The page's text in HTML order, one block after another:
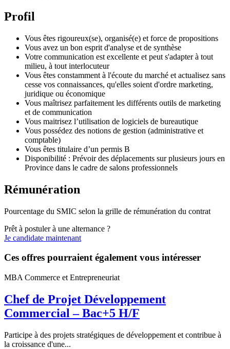
Profil
Vous êtes rigoureux(se), organisé(e) et force de propositions
Vous avez un bon esprit d'analyse et de synthèse
Votre communication est excellente et peut s'adapter à tout
milieu, à tout interlocuteur
Vous êtes constamment à l'écoute du marché et actualisez sans
cesse vos connaissances, qu'elles soient d'ordre marketing,
juridique ou économique
Vous maîtrisez parfaitement les différents outils de marketing
et de communication
Vous maitrisez l’utilisation de logiciels de bureautique
Vous possédez des notions de gestion (administrative et
comptable)
Vous êtes titulaire d’un permis B
Disponibilité : Prévoir des déplacements sur plusieurs jours en
Province dans le cadre de salons professionnels
Rémunération
Pourcentage du SMIC selon la grille de rémunération du contrat
Prêt à postuler à une alternance ?
Je candidate maintenant
Ces offres pourraient également vous intéresser
MBA Commerce et Entrepreneuriat
Chef de Projet Développement
Commercial – Bac+5 H/F
Participe à des projets stratégiques de développement et contribue à
la croissance d'une...